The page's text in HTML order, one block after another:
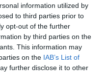
information utilized by
to third parties prior to
opt-out of the further
by third parties on the
This information may
on the IAB’s List of
further disclose it to other